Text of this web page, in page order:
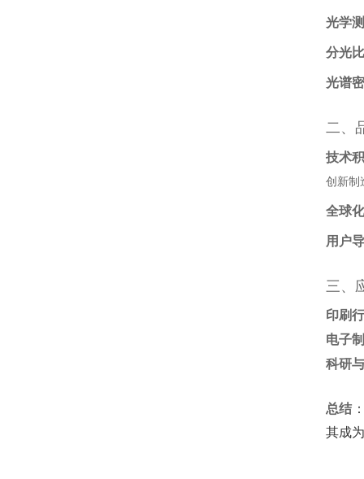
光学
分光
光谱
二、
技术
创新制
全球
用户
三、
印刷
电子
科研
总结
其成